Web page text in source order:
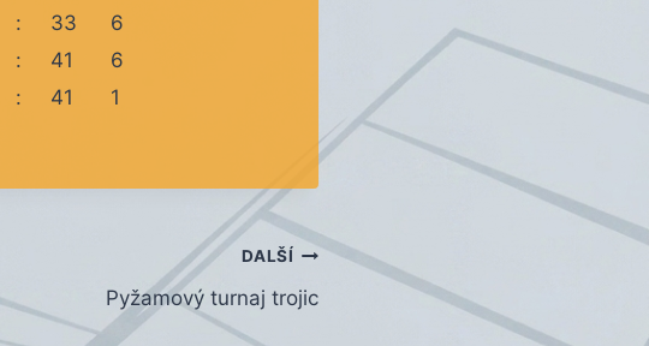
: 33
6
: 41
6
: 41
1
DALŠÍ
Pyžamový turnaj trojic